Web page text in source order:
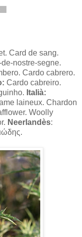
Card de sang.
nostre-segne.
Cardo cabrero.
Cardo cabreiro.
Italià:
laineux. Chardon
Woolly
Neerlandès: